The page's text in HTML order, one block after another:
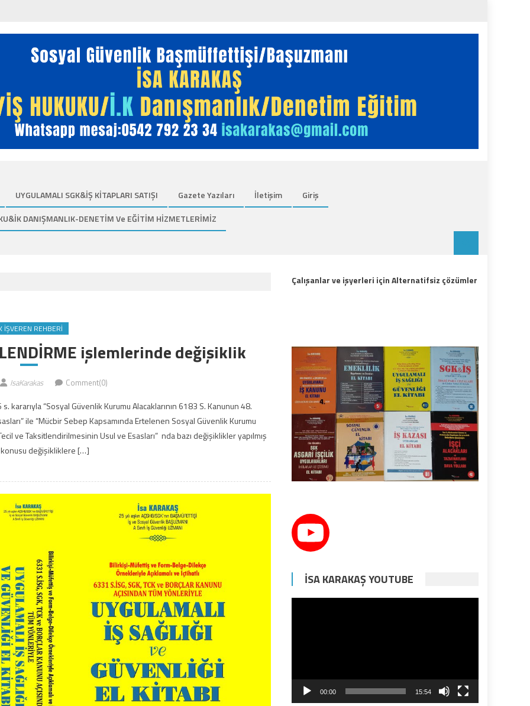
UYGULAMALI SGK&İŞ KİTAPLARI SATIŞI Gazete Yazıları İletişim
Giriş
DANIŞMANLIK-DENETİM Ve EĞİTİM HİZMETLERİMİZ
İŞVEREN REHBERI
işlemlerinde değişiklik
IsaKarakas Comment(0)
“Sosyal Güvenlik Kurumu Alacaklarının 6183 S. Kanunun 48.
ile “Mücbir Sebep Kapsamında Ertelenen Sosyal Güvenlik Kurumu
ve Taksitlendirilmesinin Usul ve Esasları” nda bazı değişiklikler yapılmış
değişikliklere […]
Çalışanlar ve işyerleri için Alternatifsiz çözümler
İSA KARAKAŞ YOUTUBE
00:00 15:54